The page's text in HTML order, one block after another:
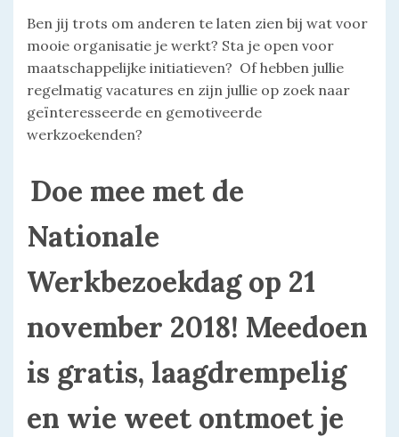
Ben jij trots om anderen te laten zien bij wat voor
mooie organisatie je werkt? Sta je open voor
maatschappelijke initiatieven? Of hebben jullie
regelmatig vacatures en zijn jullie op zoek naar
geïnteresseerde en gemotiveerde
werkzoekenden?
Doe mee met de
Nationale
Werkbezoekdag op 21
november 2018! Meedoen
is gratis, laagdrempelig
en wie weet ontmoet je